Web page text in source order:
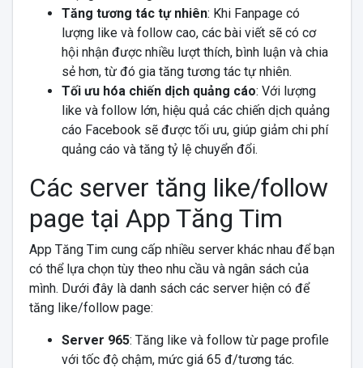
Tăng tương tác tự nhiên: Khi Fanpage có
lượng like và follow cao, các bài viết sẽ có cơ
hội nhận được nhiều lượt thích, bình luận và chia
sẻ hơn, từ đó gia tăng tương tác tự nhiên.
Tối ưu hóa chiến dịch quảng cáo: Với lượng
like và follow lớn, hiệu quả các chiến dịch quảng
cáo Facebook sẽ được tối ưu, giúp giảm chi phí
quảng cáo và tăng tỷ lệ chuyển đổi.
Các server tăng like/follow
page tại App Tăng Tim
App Tăng Tim cung cấp nhiều server khác nhau để bạn
có thể lựa chọn tùy theo nhu cầu và ngân sách của
mình. Dưới đây là danh sách các server hiện có để
tăng like/follow page:
Server 965: Tăng like và follow từ page profile
với tốc độ chậm, mức giá 65 đ/tương tác.